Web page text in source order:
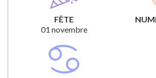
FÊTE
01 novembre